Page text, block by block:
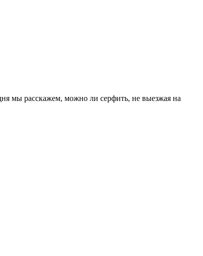
мы расскажем, можно ли серфить, не выезжая на